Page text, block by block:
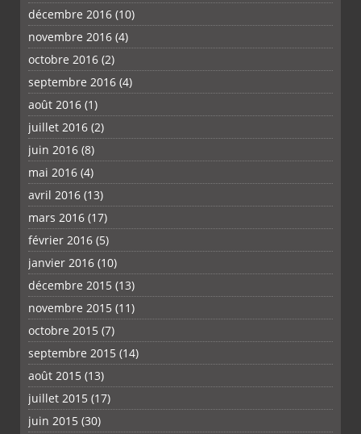
décembre 2016 (10)
novembre 2016 (4)
octobre 2016 (2)
septembre 2016 (4)
août 2016 (1)
juillet 2016 (2)
juin 2016 (8)
mai 2016 (4)
avril 2016 (13)
mars 2016 (17)
février 2016 (5)
janvier 2016 (10)
décembre 2015 (13)
novembre 2015 (11)
octobre 2015 (7)
septembre 2015 (14)
août 2015 (13)
juillet 2015 (17)
juin 2015 (30)